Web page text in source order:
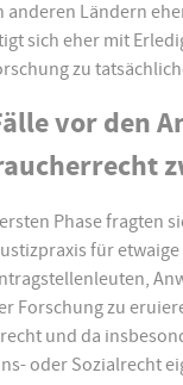
anderen Ländern
sich eher mit
zu
vor den
Phase fragten
für
Forschung zu
und da
oder Sozialrecht